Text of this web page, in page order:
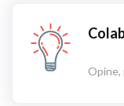
Opine,